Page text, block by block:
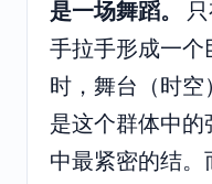
是一场舞蹈。
手拉手形成一个
时，舞台（时空
是这个群体中的
中最紧密的结。